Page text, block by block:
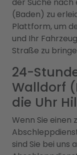
(Baden) zu
Plattform, um
und Ihr
Straße zu
24-
Walldorf
die Uhr
Wenn Sie einen
sind Sie bei uns